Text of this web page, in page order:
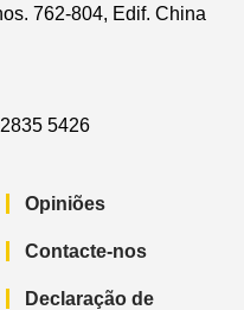
762-804, Edif. China
5426
Opiniões
Contacte-nos
Declaração de